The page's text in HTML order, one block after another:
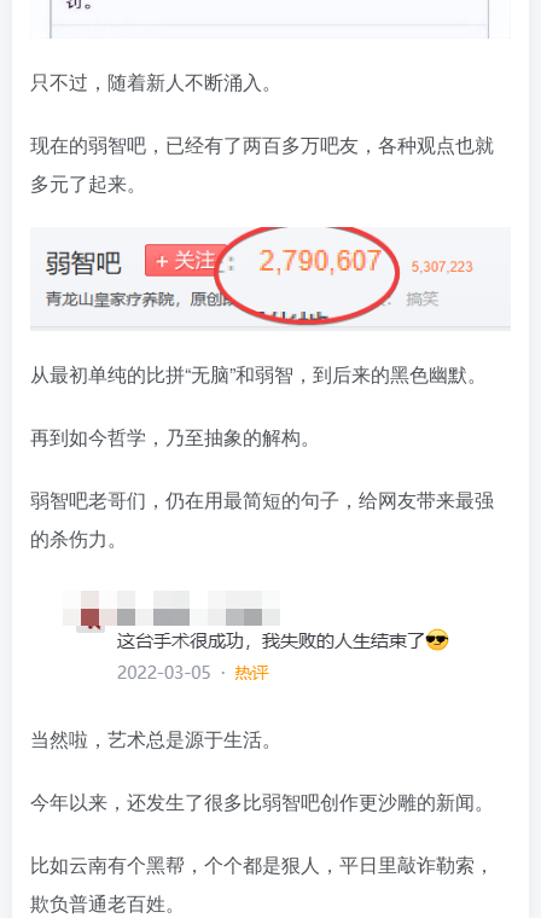
只不过，随着新人不断涌入。
现在的弱智吧，已经有了两百多万吧友，各种观点也就
多元了起来。
从最初单纯的比拼“无脑”和弱智，到后来的黑色幽默。
再到如今哲学，乃至抽象的解构。
弱智吧老哥们，仍在用最简短的句子，给网友带来最强
的杀伤力。
当然啦，艺术总是源于生活。
今年以来，还发生了很多比弱智吧创作更沙雕的新闻。
比如云南有个黑帮，个个都是狠人，平日里敲诈勒索，
欺负普通老百姓。